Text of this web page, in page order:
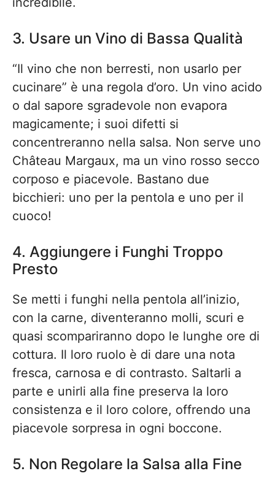
3. Usare un Vino di Bassa Qualità
“Il vino che non berresti, non usarlo per
cucinare” è una regola d’oro. Un vino acido
o dal sapore sgradevole non evapora
magicamente; i suoi difetti si
concentreranno nella salsa. Non serve uno
Château Margaux, ma un vino rosso secco
corposo e piacevole. Bastano due
bicchieri: uno per la pentola e uno per il
cuoco!
4. Aggiungere i Funghi Troppo
Presto
Se metti i funghi nella pentola all’inizio,
con la carne, diventeranno molli, scuri e
quasi scompariranno dopo le lunghe ore di
cottura. Il loro ruolo è di dare una nota
fresca, carnosa e di contrasto. Saltarli a
parte e unirli alla fine preserva la loro
consistenza e il loro colore, offrendo una
piacevole sorpresa in ogni boccone.
5. Non Regolare la Salsa alla Fine